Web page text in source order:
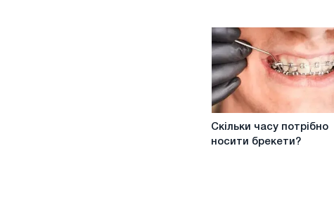
Скільки
Скільки часу потрібно
носити брекети?